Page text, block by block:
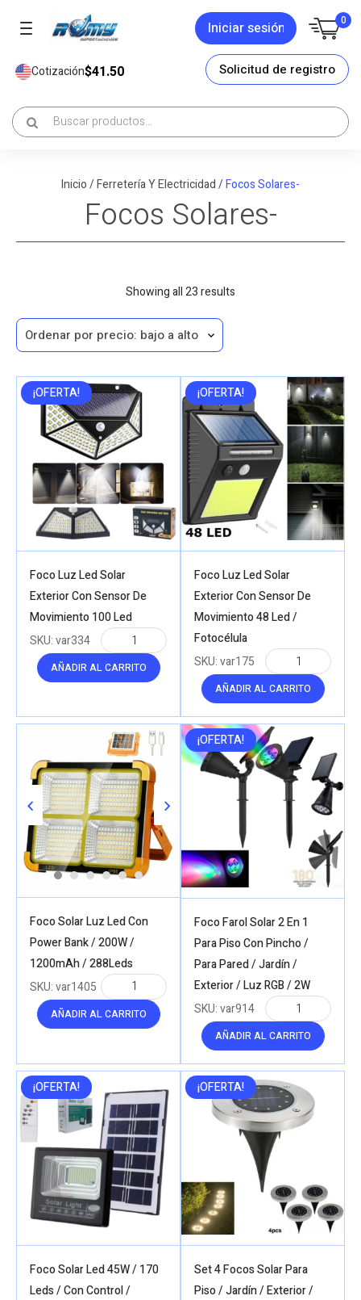
Iniciar sesión 0
Cotización$41.50 Solicitud de registro
Inicio/Ferretería Y Electricidad/Focos Solares-
Focos Solares-
Showing all 23 results
high
¡OFERTA!
Foco Luz Led Solar
Exterior Con Sensor De
Movimiento 100 Led
AÑADIR AL CARRITO
SKU:var334
¡OFERTA!
Foco Luz Led Solar
Exterior Con Sensor De
Movimiento 48 Led /
Fotocélula
AÑADIR AL CARRITO
SKU:var175
Foco Solar Luz Led Con
Power Bank / 200W /
1200mAh / 288Leds
AÑADIR AL CARRITO
SKU:var1405
¡OFERTA!
Foco Farol Solar 2 En 1
Para Piso Con Pincho /
Para Pared / Jardín /
Exterior / Luz RGB / 2W
AÑADIR AL CARRITO
SKU:var914
¡OFERTA!
Foco Solar Led 45W / 170
Leds / Con Control /
¡OFERTA!
Set 4 Focos Solar Para
Piso / Jardín / Exterior /